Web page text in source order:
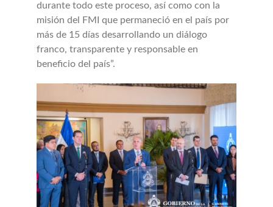
durante todo este proceso, así como con la
misión del FMI que permaneció en el país por
más de 15 días desarrollando un diálogo
franco, transparente y responsable en
beneficio del país”.